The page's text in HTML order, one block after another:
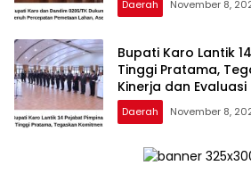
Daerah November 8,
Bupati Karo Lantik
Tinggi Pratama,
Kinerja dan
Daerah November 8,